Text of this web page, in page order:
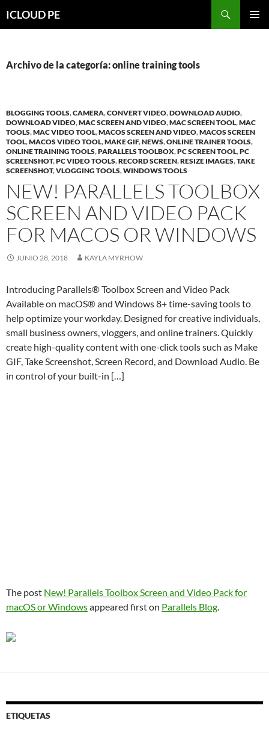
hacia
ICLOUD PE
Archivo de la categoría: online training tools
BLOGGING TOOLS,CAMERA,CONVERT VIDEO,DOWNLOAD AUDIO,
DOWNLOAD VIDEO,MAC SCREEN AND VIDEO,MAC SCREEN TOOL,MAC
TOOLS,MAC VIDEO TOOL,MACOS SCREEN AND VIDEO,MACOS SCREEN
TOOL,MACOS VIDEO TOOL,MAKE GIF,NEWS,ONLINE TRAINER TOOLS,
ONLINE TRAINING TOOLS,PARALLELS TOOLBOX,PC SCREEN TOOL,PC
SCREENSHOT,PC VIDEO TOOLS,RECORD SCREEN,RESIZE IMAGES,TAKE
SCREENSHOT,VLOGGING TOOLS,WINDOWS TOOLS
NEW! PARALLELS TOOLBOX
SCREEN AND VIDEO PACK
FOR MACOS OR WINDOWS
JUNIO 28, 2018 KAYLA MYRHOW
Introducing Parallels® Toolbox Screen and Video Pack
Available on macOS® and Windows 8+ time-saving tools to
help optimize your workday. Designed for creative individuals,
small business owners, vloggers, and online trainers. Quickly
create high-quality content with one-click tools such as Make
GIF, Take Screenshot, Screen Record, and Download Audio. Be
in control of your built-in […]
The post New! Parallels Toolbox Screen and Video Pack for
macOS or Windowsappeared first on Parallels Blog.
ETIQUETAS